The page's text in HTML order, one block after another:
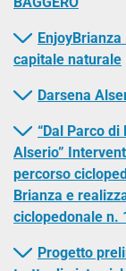
capitale naturale
Darsena
“Dal Parco
Alserio”
percorso
Brianza e
ciclopedonale n.
Progetto